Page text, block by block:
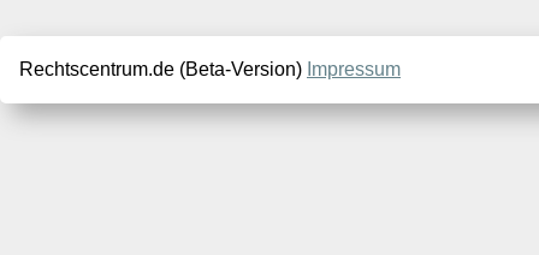
Rechtscentrum.de (Beta-Version) Impressum